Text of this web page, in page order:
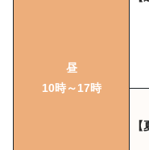
昼
10時～17時